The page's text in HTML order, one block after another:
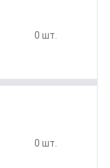
0 шт.
0 шт.